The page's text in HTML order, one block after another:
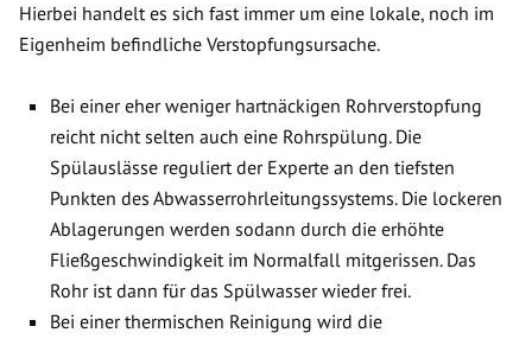
Hierbei handelt es sich fast immer um eine lokale, noch im
Eigenheim befindliche Verstopfungsursache.
Bei einer eher weniger hartnäckigen Rohrverstopfung
reicht nicht selten auch eine Rohrspülung. Die
Spülauslässe reguliert der Experte an den tiefsten
Punkten des Abwasserrohrleitungssystems. Die lockeren
Ablagerungen werden sodann durch die erhöhte
Fließgeschwindigkeit im Normalfall mitgerissen. Das
Rohr ist dann für das Spülwasser wieder frei.
Bei einer thermischen Reinigung wird die